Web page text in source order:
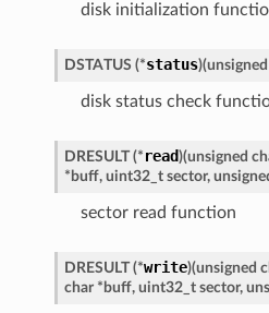
disk initialization
DSTATUS (*status)(unsigned
disk status check
DRESULT (* read)(unsigned
* buff, uint32_t sector,
sector read function
DRESULT (*write)(unsigned
char * buff, uint32_t sector,